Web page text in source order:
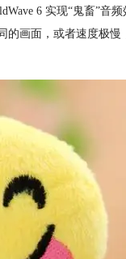
6 实现“鬼畜”音频
画面，或者速度极